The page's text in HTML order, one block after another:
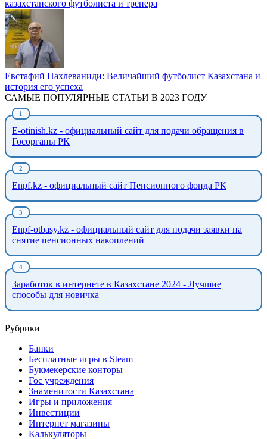
казахстанского футболиста и тренера
Евстафий Пахлеваниди: Величайший футболист Казахстана и
история его успеха
САМЫЕ ПОПУЛЯРНЫЕ СТАТЬИ В 2023 ГОДУ
E-otinish.kz - официальный сайт для подачи обращения в
Госорганы РК
Enpf.kz - официальный сайт Пенсионного фонда РК
Enpf-otbasy.kz - официальный сайт для подачи заявки на
снятие пенсионных накоплений
Заработок в интернете в Казахстане 2024 - Лучшие
способы для новичка
Рубрики
Банки
Бесплатные игры в Steam
Букмекерские конторы
Гос учреждения
Знаменитости Казахстана
Игры и приложения
Инвестиции
Интернет магазины
Калькуляторы